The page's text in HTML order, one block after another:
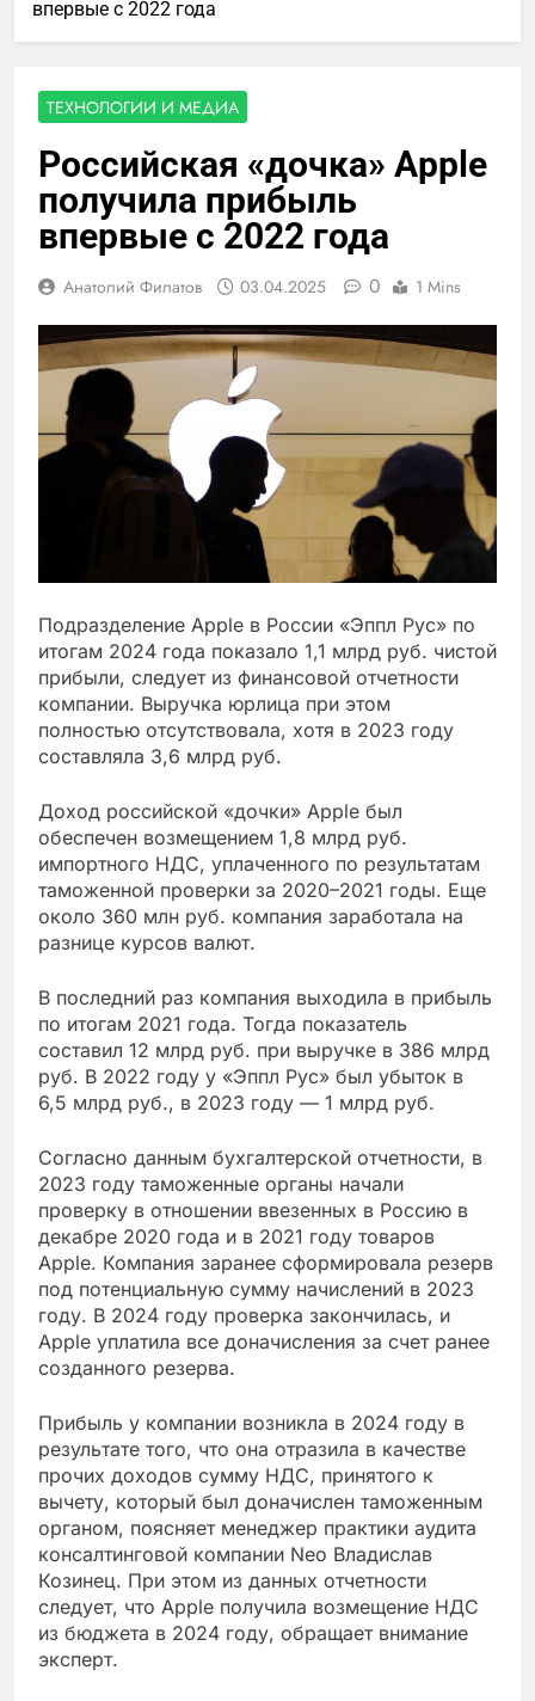
впервые с 2022 года
ТЕХНОЛОГИИ И МЕДИА
Российская «дочка» Apple
получила прибыль
впервые с 2022 года
Анатолий Филатов 03.04.2025 0 1 Mins
Подразделение Apple в России «Эппл Рус» по
итогам 2024 года показало 1,1 млрд руб. чистой
прибыли, следует из финансовой отчетности
компании. Выручка юрлица при этом
полностью отсутствовала, хотя в 2023 году
составляла 3,6 млрд руб.
Доход российской «дочки» Apple был
обеспечен возмещением 1,8 млрд руб.
импортного НДС, уплаченного по результатам
таможенной проверки за 2020–2021 годы. Еще
около 360 млн руб. компания заработала на
разнице курсов валют.
В последний раз компания выходила в прибыль
по итогам 2021 года. Тогда показатель
составил 12 млрд руб. при выручке в 386 млрд
руб. В 2022 году у «Эппл Рус» был убыток в
6,5 млрд руб., в 2023 году — 1 млрд руб.
Согласно данным бухгалтерской отчетности, в
2023 году таможенные органы начали
проверку в отношении ввезенных в Россию в
декабре 2020 года и в 2021 году товаров
Apple. Компания заранее сформировала резерв
под потенциальную сумму начислений в 2023
году. В 2024 году проверка закончилась, и
Apple уплатила все доначисления за счет ранее
созданного резерва.
Прибыль у компании возникла в 2024 году в
результате того, что она отразила в качестве
прочих доходов сумму НДС, принятого к
вычету, который был доначислен таможенным
органом, поясняет менеджер практики аудита
консалтинговой компании Neo Владислав
Козинец. При этом из данных отчетности
следует, что Apple получила возмещение НДС
из бюджета в 2024 году, обращает внимание
эксперт.